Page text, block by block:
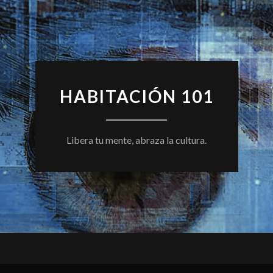
HABITACIÓN 101
Libera tu mente, abraza la cultura.